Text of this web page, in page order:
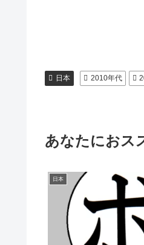
日本 2010年代
あなたにおス
日本